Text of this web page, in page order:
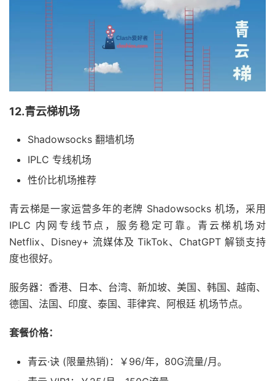
12.青云梯机场
Shadowsocks 翻墙机场
IPLC 专线机场
性价比机场推荐
青云梯是一家运营多年的老牌 Shadowsocks 机场，采用
IPLC 内网专线节点，服务稳定可靠。青云梯机场对
Netflix、Disney+ 流媒体及 TikTok、ChatGPT 解锁支持
度也很好。
服务器：香港、日本、台湾、新加坡、美国、韩国、越南、
德国、法国、印度、泰国、菲律宾、阿根廷 机场节点。
套餐价格：
青云·诀 (限量热销)：￥96/年，80G流量/月。